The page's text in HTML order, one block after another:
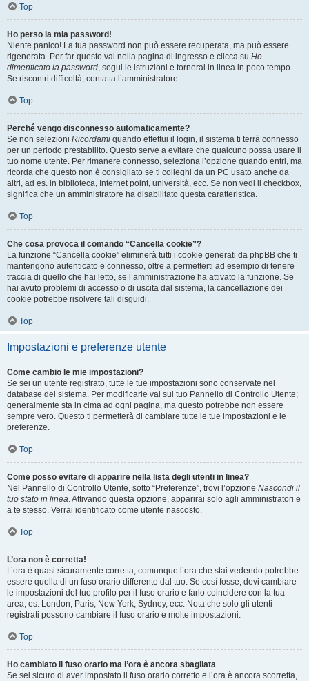
Top
Ho perso la mia password!
Niente panico! La tua password non può essere recuperata, ma può essere
rigenerata. Per far questo vai nella pagina di ingresso e clicca su Ho
dimenticato la password, segui le istruzioni e tornerai in linea in poco tempo.
Se riscontri difficoltà, contatta l’amministratore.
Top
Perché vengo disconnesso automaticamente?
Se non selezioni Ricordami quando effettui il login, il sistema ti terrà connesso
per un periodo prestabilito. Questo serve a evitare che qualcuno possa usare il
tuo nome utente. Per rimanere connesso, seleziona l’opzione quando entri, ma
ricorda che questo non è consigliato se ti colleghi da un PC usato anche da
altri, ad es. in biblioteca, Internet point, università, ecc. Se non vedi il checkbox,
significa che un amministratore ha disabilitato questa caratteristica.
Top
Che cosa provoca il comando “Cancella cookie”?
La funzione “Cancella cookie” eliminerà tutti i cookie generati da phpBB che ti
mantengono autenticato e connesso, oltre a permetterti ad esempio di tenere
traccia di quello che hai letto, se l’amministrazione ha attivato la funzione. Se
hai avuto problemi di accesso o di uscita dal sistema, la cancellazione dei
cookie potrebbe risolvere tali disguidi.
Top
Impostazioni e preferenze utente
Come cambio le mie impostazioni?
Se sei un utente registrato, tutte le tue impostazioni sono conservate nel
database del sistema. Per modificarle vai sul tuo Pannello di Controllo Utente;
generalmente sta in cima ad ogni pagina, ma questo potrebbe non essere
sempre vero. Questo ti permetterà di cambiare tutte le tue impostazioni e le
preferenze.
Top
Come posso evitare di apparire nella lista degli utenti in linea?
Nel Pannello di Controllo Utente, sotto “Preferenze”, trovi l’opzione Nascondi il
tuo stato in linea. Attivando questa opzione, apparirai solo agli amministratori e
a te stesso. Verrai identificato come utente nascosto.
Top
L’ora non è corretta!
L’ora è quasi sicuramente corretta, comunque l’ora che stai vedendo potrebbe
essere quella di un fuso orario differente dal tuo. Se così fosse, devi cambiare
le impostazioni del tuo profilo per il fuso orario e farlo coincidere con la tua
area, es. London, Paris, New York, Sydney, ecc. Nota che solo gli utenti
registrati possono cambiare il fuso orario e molte impostazioni.
Top
Ho cambiato il fuso orario ma l’ora è ancora sbagliata
Se sei sicuro di aver impostato il fuso orario corretto e l’ora è ancora scorretta,